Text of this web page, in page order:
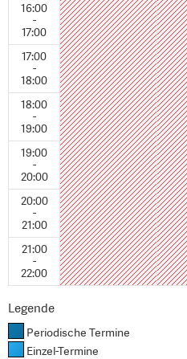
16:00
-
17:00
17:00
-
18:00
18:00
-
19:00
19:00
-
20:00
20:00
-
21:00
21:00
-
22:00
Legende
Periodische Termine
Einzel-Termine